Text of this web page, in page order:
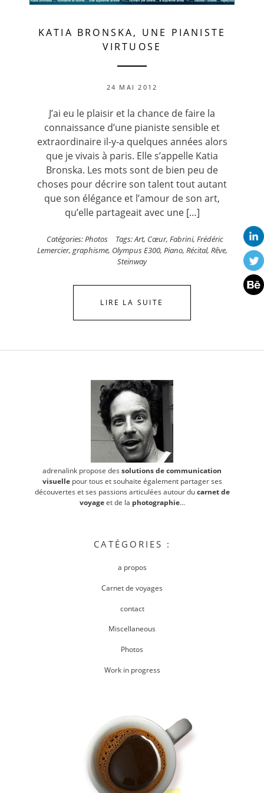
KATIA BRONSKA, UNE PIANISTE
VIRTUOSE
24 MAI 2012
J’ai eu le plaisir et la chance de faire la
connaissance d’une pianiste sensible et
extraordinaire il-y-a quelques années alors
que je vivais à paris. Elle s’appelle Katia
Bronska. Les mots sont de bien peu de
choses pour décrire son talent tout autant
que son élégance et l’amour de son art,
qu’elle partageait avec une […]
Catégories:Photos Tags:Art, Cœur, Fabrini, Frédéric
Lemercier, graphisme, Olympus E300, Piano, Récital, Rêve,
Steinway
LIRE LA SUITE
adrenalink propose des solutions de communication
visuellepour tous et souhaite également partager ses
découvertes et ses passions articulées autour ducarnet de
voyageet de la photographie...
CATÉGORIES :
a propos
Carnet de voyages
contact
Miscellaneous
Photos
Work in progress